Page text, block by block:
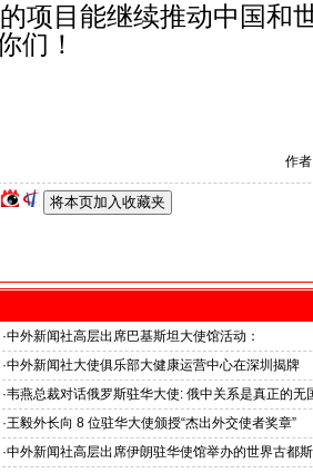
项目能继续推动中国和
们！
作
·中外新闻社高层出席巴基斯坦大使馆活动：
医药、保健和生物科技职业技术教育与培训专题研讨会
·中外新闻社大使俱乐部大健康运营中心在深圳揭牌
·韦燕总裁对话俄罗斯驻华大使: 俄中关系是真正的无
·王毅外长向 8 位驻华大使颁授“杰出外交使者奖章”
中外新闻社大使俱乐部向获奖大使表示祝贺
·中外新闻社高层出席伊朗驻华使馆举办的世界古都